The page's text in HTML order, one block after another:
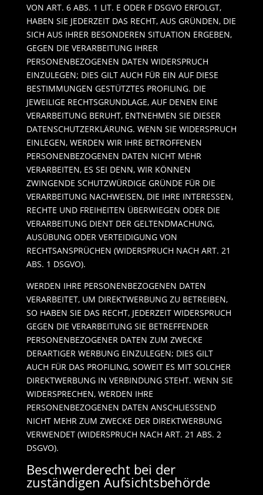
VON ART. 6 ABS. 1 LIT. E ODER F DSGVO ERFOLGT,
HABEN SIE JEDERZEIT DAS RECHT, AUS GRÜNDEN, DIE
SICH AUS IHRER BESONDEREN SITUATION ERGEBEN,
GEGEN DIE VERARBEITUNG IHRER
PERSONENBEZOGENEN DATEN WIDERSPRUCH
EINZULEGEN; DIES GILT AUCH FÜR EIN AUF DIESE
BESTIMMUNGEN GESTÜTZTES PROFILING. DIE
JEWEILIGE RECHTSGRUNDLAGE, AUF DENEN EINE
VERARBEITUNG BERUHT, ENTNEHMEN SIE DIESER
DATENSCHUTZERKLÄRUNG. WENN SIE WIDERSPRUCH
EINLEGEN, WERDEN WIR IHRE BETROFFENEN
PERSONENBEZOGENEN DATEN NICHT MEHR
VERARBEITEN, ES SEI DENN, WIR KÖNNEN
ZWINGENDE SCHUTZWÜRDIGE GRÜNDE FÜR DIE
VERARBEITUNG NACHWEISEN, DIE IHRE INTERESSEN,
RECHTE UND FREIHEITEN ÜBERWIEGEN ODER DIE
VERARBEITUNG DIENT DER GELTENDMACHUNG,
AUSÜBUNG ODER VERTEIDIGUNG VON
RECHTSANSPRÜCHEN (WIDERSPRUCH NACH ART. 21
ABS. 1 DSGVO).
WERDEN IHRE PERSONENBEZOGENEN DATEN
VERARBEITET, UM DIREKTWERBUNG ZU BETREIBEN,
SO HABEN SIE DAS RECHT, JEDERZEIT WIDERSPRUCH
GEGEN DIE VERARBEITUNG SIE BETREFFENDER
PERSONENBEZOGENER DATEN ZUM ZWECKE
DERARTIGER WERBUNG EINZULEGEN; DIES GILT
AUCH FÜR DAS PROFILING, SOWEIT ES MIT SOLCHER
DIREKTWERBUNG IN VERBINDUNG STEHT. WENN SIE
WIDERSPRECHEN, WERDEN IHRE
PERSONENBEZOGENEN DATEN ANSCHLIESSEND
NICHT MEHR ZUM ZWECKE DER DIREKTWERBUNG
VERWENDET (WIDERSPRUCH NACH ART. 21 ABS. 2
DSGVO).
Beschwerde­recht bei der
zuständigen Aufsichts­behörde